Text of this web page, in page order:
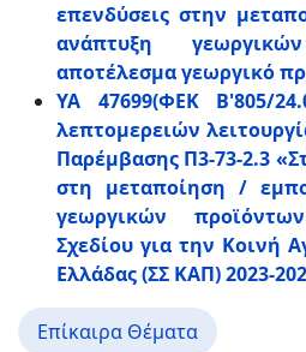
επενδύσεις στην
ανάπτυξη
αποτέλεσμα γεωργικό
ΥΑ 47699(ΦΕΚ Β'805/
λεπτομερειών
Παρέμβασης Π3-73-2.3
στη μεταποίηση /
γεωργικών
Σχεδίου για την Κοινή
Ελλάδας (ΣΣ ΚΑΠ) 2023-
Επίκαιρα Θέματα